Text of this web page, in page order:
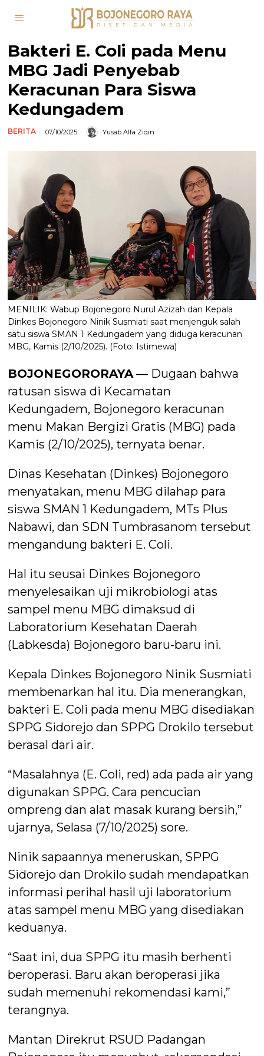
Bakteri E. Coli pada Menu
MBG Jadi Penyebab
Keracunan Para Siswa
Kedungadem
BERITA 07/10/2025 Yusab Alfa Ziqin
MENILIK: Wabup Bojonegoro Nurul Azizah dan Kepala
Dinkes Bojonegoro Ninik Susmiati saat menjenguk salah
satu siswa SMAN 1 Kedungadem yang diduga keracunan
MBG, Kamis (2/10/2025). (Foto: Istimewa)
BOJONEGORORAYA — Dugaan bahwa
ratusan siswa di Kecamatan
Kedungadem, Bojonegoro keracunan
menu Makan Bergizi Gratis (MBG) pada
Kamis (2/10/2025), ternyata benar.
Dinas Kesehatan (Dinkes) Bojonegoro
menyatakan, menu MBG dilahap para
siswa SMAN 1 Kedungadem, MTs Plus
Nabawi, dan SDN Tumbrasanom tersebut
mengandung bakteri E. Coli.
Hal itu seusai Dinkes Bojonegoro
menyelesaikan uji mikrobiologi atas
sampel menu MBG dimaksud di
Laboratorium Kesehatan Daerah
(Labkesda) Bojonegoro baru-baru ini.
Kepala Dinkes Bojonegoro Ninik Susmiati
membenarkan hal itu. Dia menerangkan,
bakteri E. Coli pada menu MBG disediakan
SPPG Sidorejo dan SPPG Drokilo tersebut
berasal dari air.
“Masalahnya (E. Coli, red) ada pada air yang
digunakan SPPG. Cara pencucian
ompreng dan alat masak kurang bersih,”
ujarnya, Selasa (7/10/2025) sore.
Ninik sapaannya meneruskan, SPPG
Sidorejo dan Drokilo sudah mendapatkan
informasi perihal hasil uji laboratorium
atas sampel menu MBG yang disediakan
keduanya.
“Saat ini, dua SPPG itu masih berhenti
beroperasi. Baru akan beroperasi jika
sudah memenuhi rekomendasi kami,”
terangnya.
Mantan Direkrut RSUD Padangan